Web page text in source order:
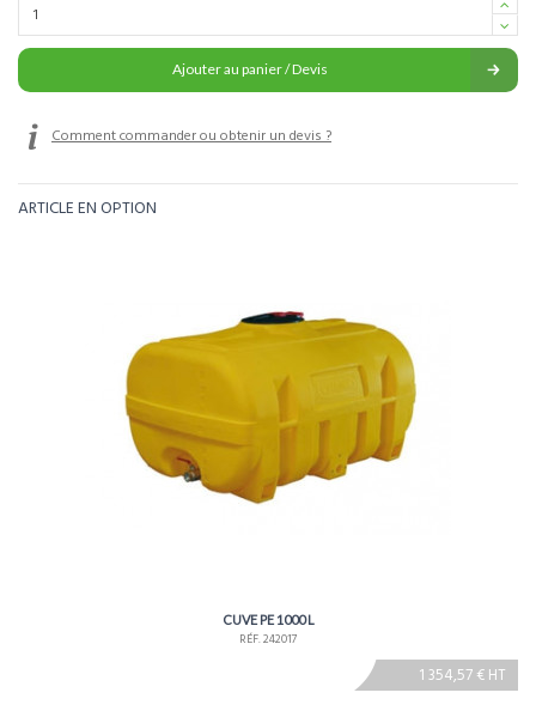
Ajouter au panier / Devis
Comment commander ou obtenir un devis ?
ARTICLE EN OPTION
CUVE PE 1000 L
RÉF. 242017
1 354,57 € HT